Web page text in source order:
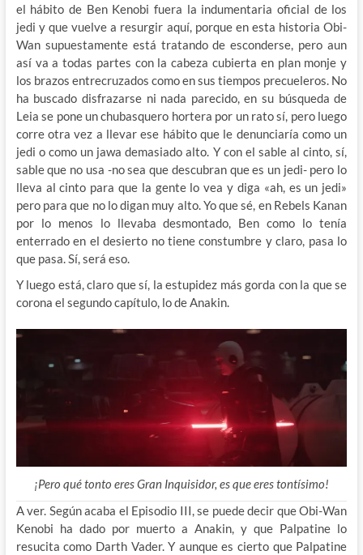
el hábito de Ben Kenobi fuera la indumentaria oficial de los
jedi y que vuelve a resurgir aquí, porque en esta historia Obi-
Wan supuestamente está tratando de esconderse, pero aun
así va a todas partes con la cabeza cubierta en plan monje y
los brazos entrecruzados como en sus tiempos precueleros. No
ha buscado disfrazarse ni nada parecido, en su búsqueda de
Leia se pone un chubasquero hortera por un rato sí, pero luego
corre otra vez a llevar ese hábito que le denunciaría como un
jedi o como un jawa demasiado alto. Y con el sable al cinto, sí,
sable que no usa -no sea que descubran que es un jedi- pero lo
lleva al cinto para que la gente lo vea y diga «ah, es un jedi»
pero para que no lo digan muy alto. Yo que sé, en Rebels Kanan
por lo menos lo llevaba desmontado, Ben como lo tenía
enterrado en el desierto no tiene constumbre y claro, pasa lo
que pasa. Sí, será eso.
Y luego está, claro que sí, la estupidez más gorda con la que se
corona el segundo capítulo, lo de Anakin.
¡Pero qué tonto eres Gran Inquisidor, es que eres tontísimo!
A ver. Según acaba el Episodio III, se puede decir que Obi-Wan
Kenobi ha dado por muerto a Anakin, y que Palpatine lo
resucita como Darth Vader. Y aunque es cierto que Palpatine